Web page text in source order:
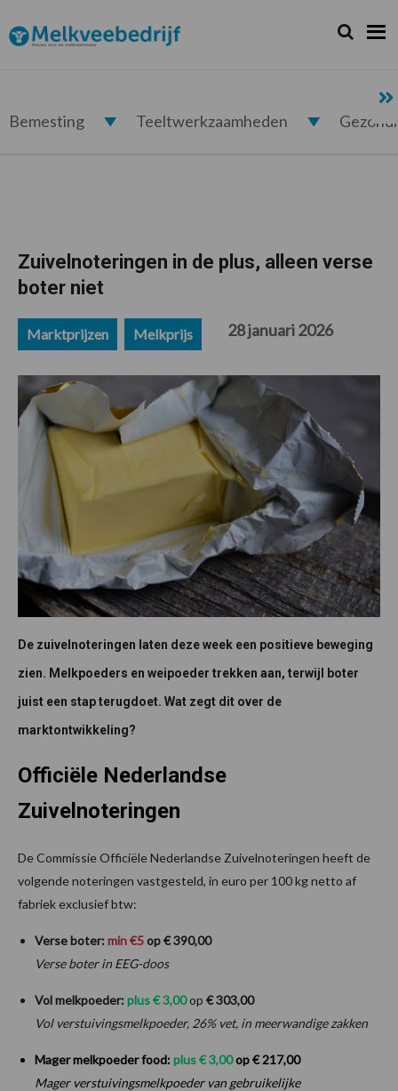
de
hoofdnavigatie
de
hoofd
de
eerste
de
voettekst
Melkveebedrijf.nl Zoeken...
Zoek
Bemesting Teeltwerkzaamheden
Zuivelnoteringen in de plus, alleen verse
boter niet
Marktprijzen Melkprijs 28 januari 2026
De zuivelnoteringen laten deze week een positieve beweging
zien. Melkpoeders en weipoeder trekken aan, terwijl boter
juist een stap terugdoet. Wat zegt dit over de
marktontwikkeling?
Officiële Nederlandse
Zuivelnoteringen
De Commissie Officiële Nederlandse Zuivelnoteringen heeft de
volgende noteringen vastgesteld, in euro per 100 kg netto af
fabriek exclusief btw:
Verse boter: min€5op € 390,00
Verse boter in EEG-doos
Vol melkpoeder: plus €3,00op € 303,00
Vol verstuivingsmelkpoeder, 26% vet, in meerwandige zakken
Mager melkpoeder food: plus €3,00op € 217,00
Mager verstuivingsmelkpoeder van gebruikelijke